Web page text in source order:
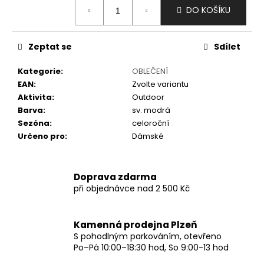
DO KOŠÍKU
Kategorie:
OBLEČENÍ
EAN:
Zvolte variantu
Aktivita:
Outdoor
Barva:
sv. modrá
Sezóna:
celoroční
Určeno pro: Dámské
Zeptat se Sdílet
Doprava zdarma
při objednávce nad 2 500 Kč
Kamenná prodejna Plzeň
S pohodlným parkováním, otevřeno
Po–Pá 10:00–18:30 hod, So 9:00-13 hod